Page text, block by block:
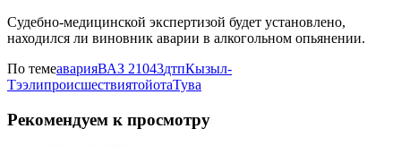
Судебно-медицинской экспертизой будет установлено,
находился ли виновник аварии в алкогольном опьянении.
По темеаварияВАЗ 21043дтпКызыл-
ТээлипроисшествиятойотаТува
Рекомендуем к просмотру